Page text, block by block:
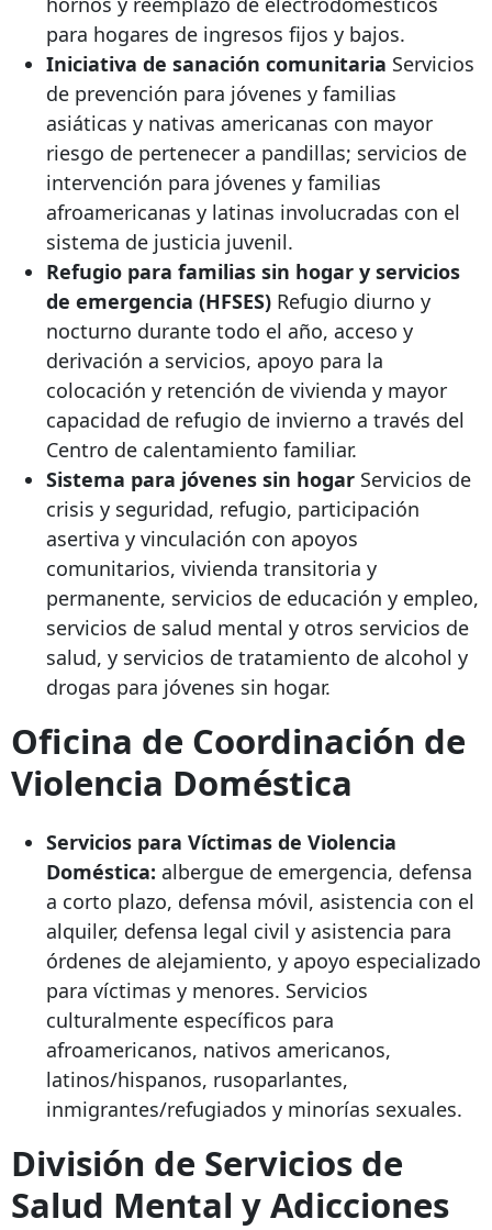
para hogares de ingresos fijos y bajos.
Iniciativa de sanación comunitaria Servicios
de prevención para jóvenes y familias
asiáticas y nativas americanas con mayor
riesgo de pertenecer a pandillas; servicios de
intervención para jóvenes y familias
afroamericanas y latinas involucradas con el
sistema de justicia juvenil.
Refugio para familias sin hogar y servicios
de emergencia (HFSES) Refugio diurno y
nocturno durante todo el año, acceso y
derivación a servicios, apoyo para la
colocación y retención de vivienda y mayor
capacidad de refugio de invierno a través del
Centro de calentamiento familiar.
Sistema para jóvenes sin hogar Servicios de
crisis y seguridad, refugio, participación
asertiva y vinculación con apoyos
comunitarios, vivienda transitoria y
permanente, servicios de educación y empleo,
servicios de salud mental y otros servicios de
salud, y servicios de tratamiento de alcohol y
drogas para jóvenes sin hogar.
Oficina de Coordinación de
Violencia Doméstica
Servicios para Víctimas de Violencia
Doméstica: albergue de emergencia, defensa
a corto plazo, defensa móvil, asistencia con el
alquiler, defensa legal civil y asistencia para
órdenes de alejamiento, y apoyo especializado
para víctimas y menores. Servicios
culturalmente específicos para
afroamericanos, nativos americanos,
latinos/hispanos, rusoparlantes,
inmigrantes/refugiados y minorías sexuales.
División de Servicios de
Salud Mental y Adicciones